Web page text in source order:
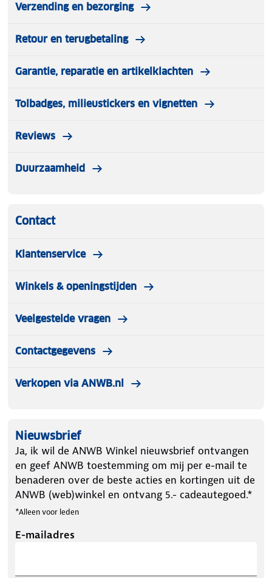
Verzending en bezorging
Retour en terugbetaling
Garantie, reparatie en artikelklachten
Tolbadges, milieustickers en vignetten
Reviews
Duurzaamheid
Contact
Klantenservice
Winkels & openingstijden
Veelgestelde vragen
Contactgegevens
Verkopen via ANWB.nl
Nieuwsbrief
Ja, ik wil de ANWB Winkel nieuwsbrief ontvangen
en geef ANWB toestemming om mij per e-mail te
benaderen over de beste acties en kortingen uit de
ANWB (web)winkel en ontvang 5.- cadeautegoed.*
*Alleen voor leden
E-mailadres